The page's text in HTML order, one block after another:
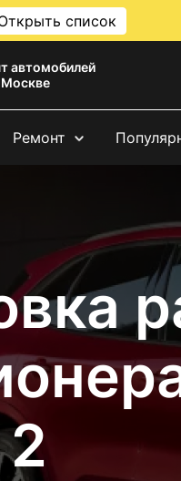
список
автомобилей
Москве
Ремонт